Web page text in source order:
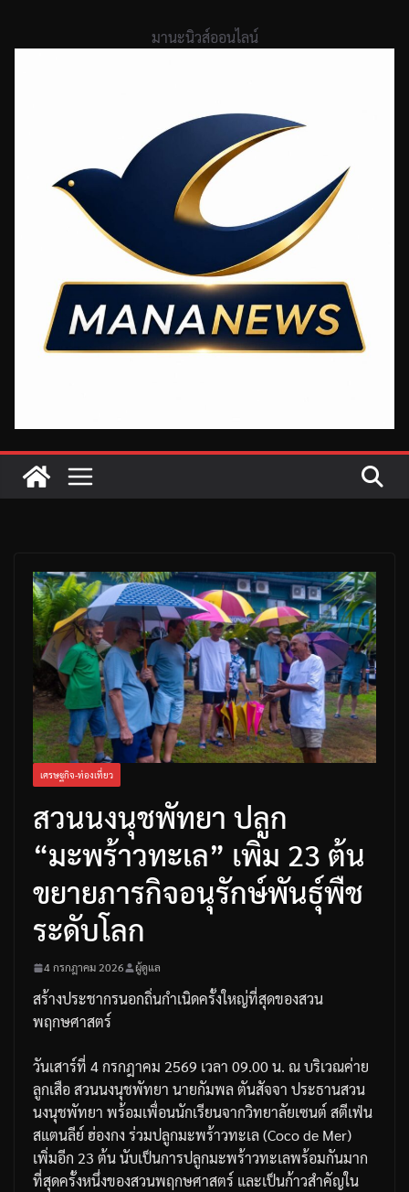
มานะนิวส์ออนไลน์
เศรษฐกิจ-ท่องเที่ยว
สวนนงนุชพัทยา ปลูก
“มะพร้าวทะเล” เพิ่ม 23 ต้น
ขยายภารกิจอนุรักษ์พันธุ์พืช
ระดับโลก
4 กรกฎาคม 2026 ผู้ดูแล
สร้างประชากรนอกถิ่นกำเนิดครั้งใหญ่ที่สุดของสวน
พฤกษศาสตร์
วันเสาร์ที่ 4 กรกฎาคม 2569 เวลา 09.00 น. ณ บริเวณค่าย
ลูกเสือ สวนนงนุชพัทยา นายกัมพล ตันสัจจา ประธานสวน
นงนุชพัทยา พร้อมเพื่อนนักเรียนจากวิทยาลัยเซนต์ สตีเฟ่น
สแตนลีย์ ฮ่องกง ร่วมปลูกมะพร้าวทะเล (Coco de Mer)
เพิ่มอีก 23 ต้น นับเป็นการปลูกมะพร้าวทะเลพร้อมกันมาก
ที่สุดครั้งหนึ่งของสวนพฤกษศาสตร์ และเป็นก้าวสำคัญใน